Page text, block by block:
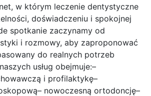
w którym leczenie dentystyczne
doświadczeniu i spokojnej
spotkanie zaczynamy od
i rozmowy, aby zaproponować
do realnych potrzeb
usług obejmuje:–
i profilaktykę–
nowoczesną ortodoncję–